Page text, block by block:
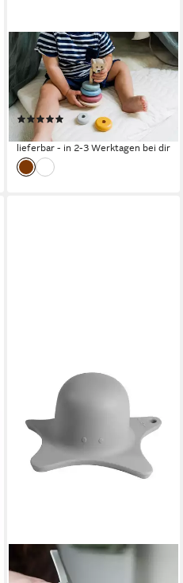
KINDSGUT
Stapelspielzeug Stapelturm,
Motorik-Spielzeug für Klein-
Kinder aus Holz, Bär
(1)
14,99 €
lieferbar - in 2-3 Werktagen bei dir